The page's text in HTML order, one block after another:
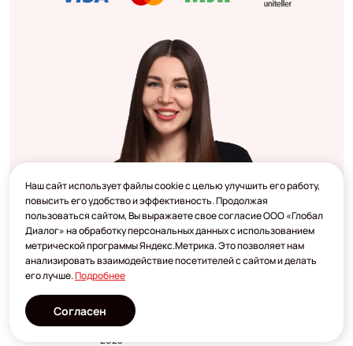
Разработано
2023
Наш сайт использует файлы cookie с целью улучшить его работу,
повысить его удобство и эффективность. Продолжая
пользоваться сайтом, Вы выражаете свое согласие ООО «Глобал
Диалог» на обработку персональных данных с использованием
метрической программы Яндекс.Метрика. Это позволяет нам
анализировать взаимодействие посетителей с сайтом и делать
его лучше.Подробнее
Согласен